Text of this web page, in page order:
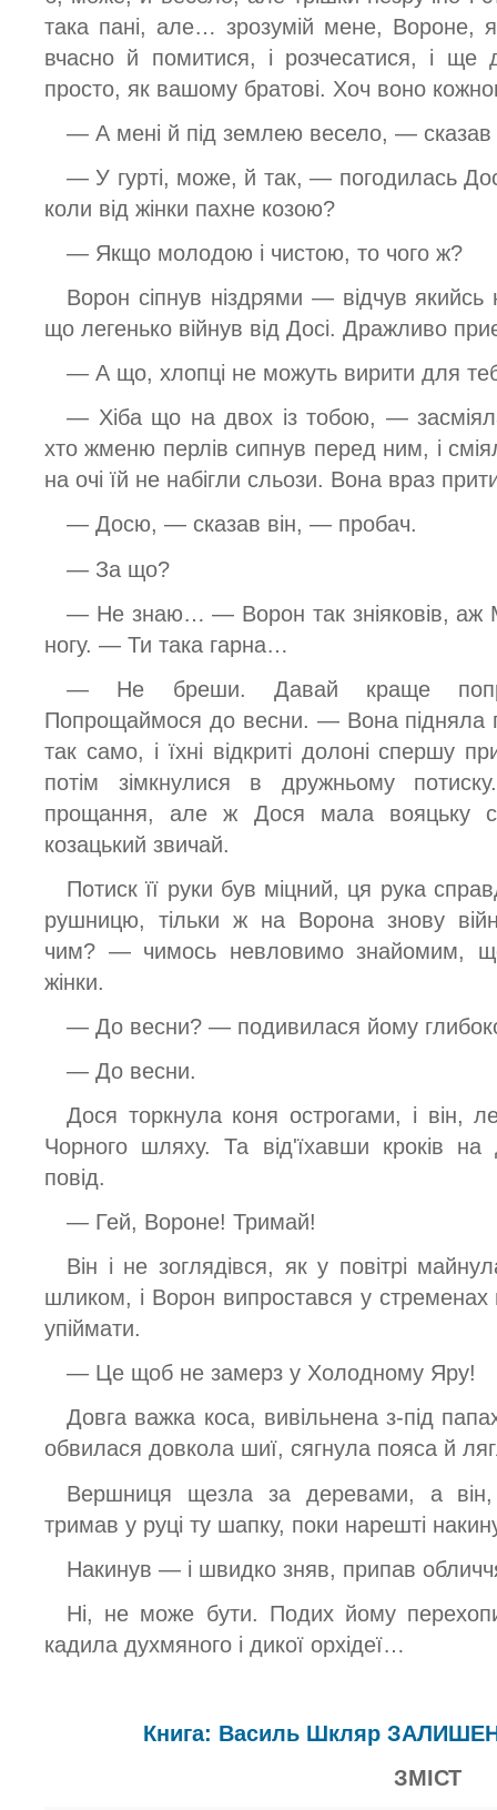
така пані, але… зрозумій мене, Вороне,
вчасно й помитися, і розчесатися, і
просто, як вашому братові. Хоч воно
— А мені й під землею весело, — сказав
— У гурті, може, й так, — погодилась
коли від жінки пахне козою?
— Якщо молодою і чистою, то чого ж?
Ворон сіпнув ніздрями — відчув
що легенько війнув від Досі. Дражливо
— А що, хлопці не можуть вирити для
— Хіба що на двох із тобою, —
хто жменю перлів сипнув перед ним, і
на очі їй не набігли сльози. Вона враз
— Досю, — сказав він, — пробач.
— За що?
— Не знаю… — Ворон так зніяковів, аж
ногу. — Ти така гарна…
— Не бреши. Давай краще
Попрощаймося до весни. — Вона підняла
так само, і їхні відкриті долоні спершу
потім зімкнулися в дружньому
прощання, але ж Дося мала вояцьку
козацький звичай.
Потиск її руки був міцний, ця рука
рушницю, тільки ж на Ворона знову
чим? — чимось невловимо знайомим,
жінки.
— До весни? — подивилася йому
— До весни.
Дося торкнула коня острогами, і він,
Чорного шляху. Та від'їхавши кроків
повід.
— Гей, Вороне! Тримай!
Він і не зоглядівся, як у повітрі
шликом, і Ворон випростався у стременах
упіймати.
— Це щоб не замерз у Холодному Яру!
Довга важка коса, вивільнена з-під
обвилася довкола шиї, сягнула пояса й
Вершниця щезла за деревами, а
тримав у руці ту шапку, поки нарешті
Накинув — і швидко зняв, припав
Ні, не може бути. Подих йому
кадила духмяного і дикої орхідеї…
Книга: Василь Шкляр
ЗМІСТ